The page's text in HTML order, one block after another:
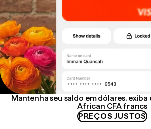
Mantenha seu saldo em dólares, exiba
African CFA francs
PREÇOS JUSTOS